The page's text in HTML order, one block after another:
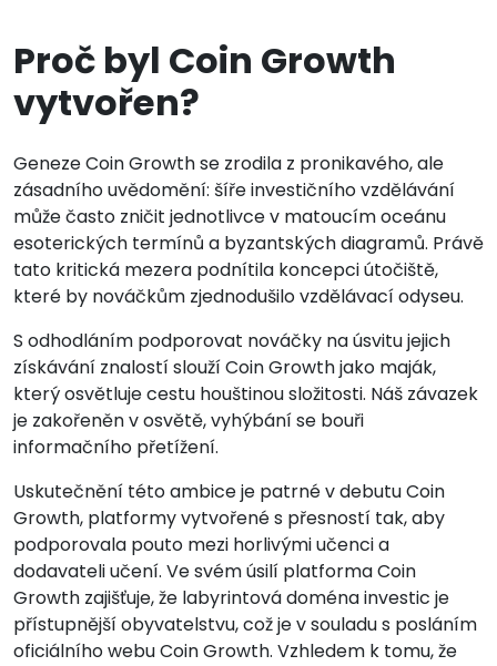
Proč byl Coin Growth
vytvořen?
Geneze Coin Growth se zrodila z pronikavého, ale
zásadního uvědomění: šíře investičního vzdělávání
může často zničit jednotlivce v matoucím oceánu
esoterických termínů a byzantských diagramů. Právě
tato kritická mezera podnítila koncepci útočiště,
které by nováčkům zjednodušilo vzdělávací odyseu.
S odhodláním podporovat nováčky na úsvitu jejich
získávání znalostí slouží Coin Growth jako maják,
který osvětluje cestu houštinou složitosti. Náš závazek
je zakořeněn v osvětě, vyhýbání se bouři
informačního přetížení.
Uskutečnění této ambice je patrné v debutu Coin
Growth, platformy vytvořené s přesností tak, aby
podporovala pouto mezi horlivými učenci a
dodavateli učení. Ve svém úsilí platforma Coin
Growth zajišťuje, že labyrintová doména investic je
přístupnější obyvatelstvu, což je v souladu s posláním
oficiálního webu Coin Growth. Vzhledem k tomu, že